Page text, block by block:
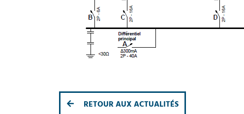
RETOUR AUX ACTUALITÉS